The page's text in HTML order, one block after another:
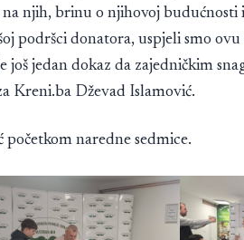
njih, brinu o njihovoj budućnosti
podršci donatora, uspjeli smo
jedan dokaz da zajedničkim
Kreni.ba Dževad Islamović.
početkom naredne sedmice.